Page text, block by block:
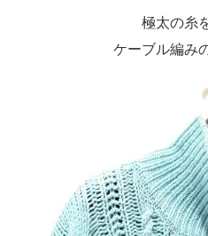
極太の糸
ケーブル編み